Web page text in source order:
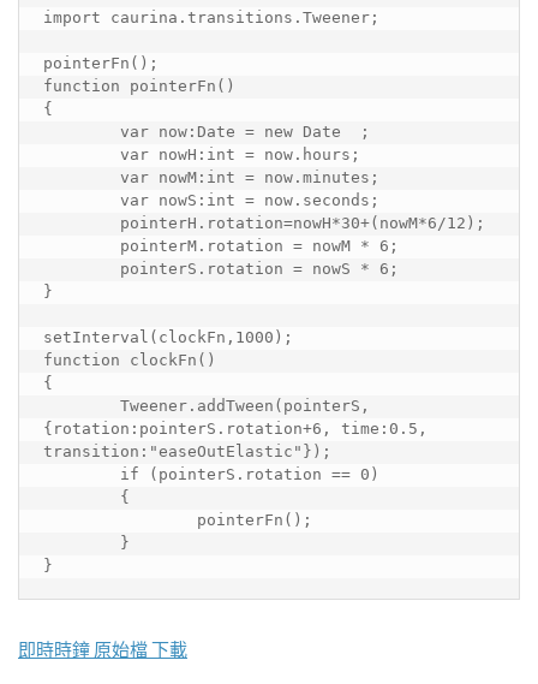
import caurina.transitions.Tweener;
pointerFn();
function pointerFn()
{
}
setInterval(clockFn,1000);
function clockFn()
{
{rotation:pointerS.rotation+6, time:0.5,
transition:"easeOutElastic"});
}
即時時鐘 原始檔 下載